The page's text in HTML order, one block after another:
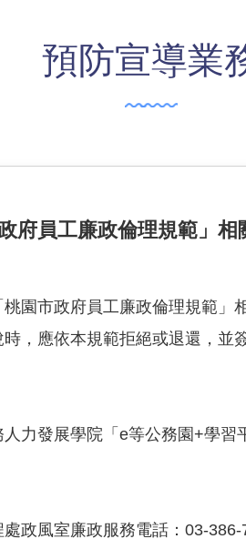
預防宣導業
府員工廉政倫理規範」相
園市政府員工廉政倫理規範」
，應依本規範拒絕或退還，並
力發展學院「e等公務園+學
政風室廉政服務電話：03-386-